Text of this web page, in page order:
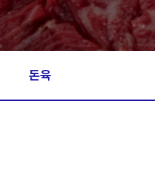
돈육